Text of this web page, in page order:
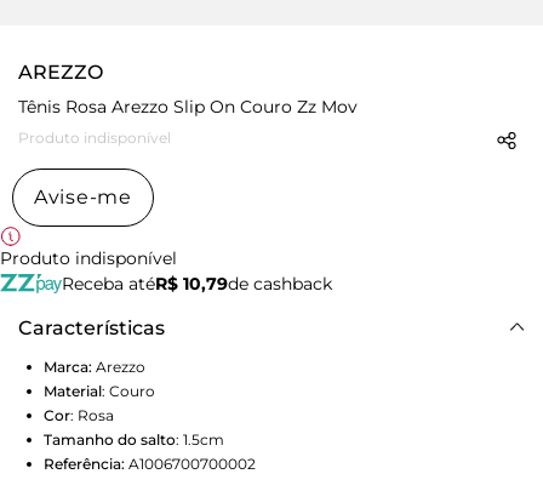
AREZZO
Tênis Rosa Arezzo Slip On Couro Zz Mov
Produto indisponível
Avise-me
Produto indisponível
Receba atéR$ 10,79de cashback
Características
Marca: Arezzo
Material: Couro
Cor: Rosa
Tamanho do salto: 1.5cm
Referência: A1006700700002